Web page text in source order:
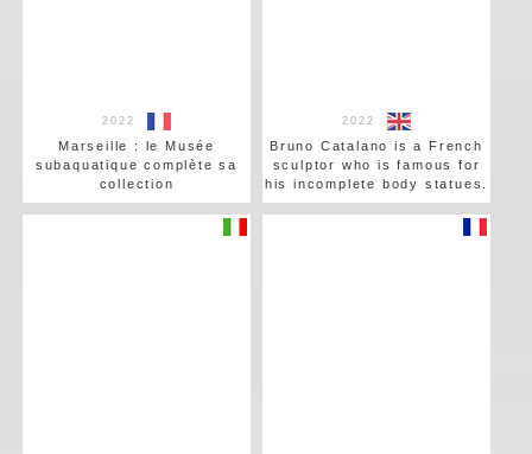
2022
Marseille : le Musée
subaquatique complète sa
collection
2022
Bruno Catalano is a French
sculptor who is famous for
his incomplete body statues.